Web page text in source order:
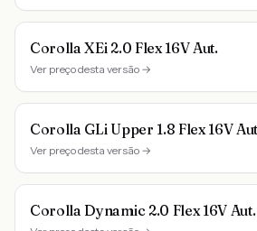
Corolla XEi 2.0 Flex 16V Aut.
Ver preço desta versão →
Corolla GLi Upper 1.8 Flex 16V
Ver preço desta versão →
Corolla Dynamic 2.0 Flex 16V Aut.